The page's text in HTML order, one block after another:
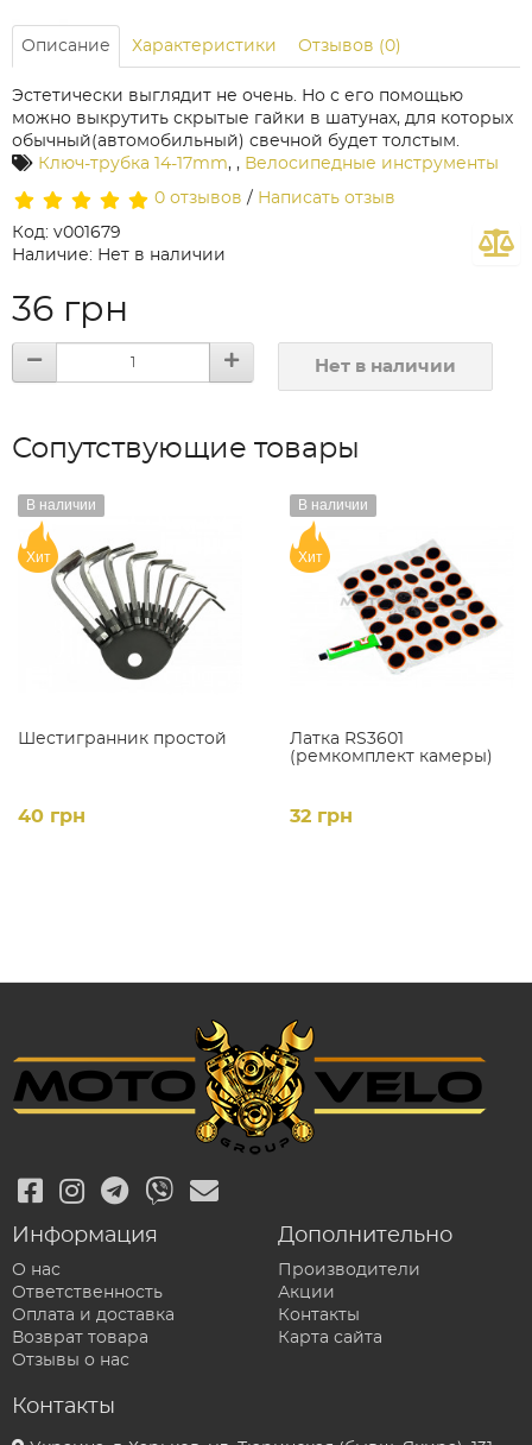
Описание Характеристики Отзывов (0)
Эстетически выглядит не очень. Но с его помощью
можно выкрутить скрытые гайки в шатунах, для которых
обычный(автомобильный) свечной будет толстым.
Ключ-трубка 14-17mm, , Велосипедные инструменты
0 отзывов / Написать отзыв
Код: v001679
Наличие: Нет в наличии
36 грн
Нет в наличии
Сопутствующие товары
Шестигранник простой
В наличии
Хит
40 грн
Латка RS3601
(ремкомплект камеры)
В наличии
Хит
32 грн
Информация
О нас
Ответственность
Оплата и доставка
Возврат товара
Отзывы о нас
Дополнительно
Производители
Акции
Контакты
Карта сайта
Контакты